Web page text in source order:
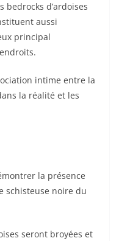
bedrocks d’ardoises
aussi
principal
intime entre la
la réalité et les
la présence
schisteuse noire du
seront broyées et